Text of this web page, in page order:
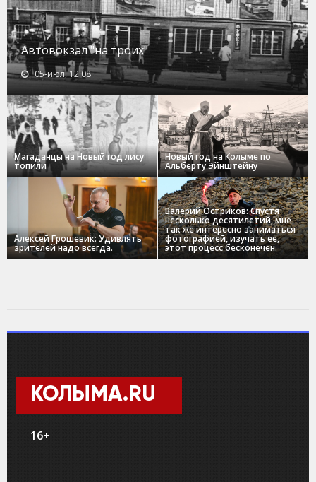
Автовокзал "на троих"
05-июл, 12:08
Магаданцы на Новый год лису
топили
Новый год на Колыме по
Альберту Эйнштейну
Алексей Грошевик: Удивлять
зрителей надо всегда.
Валерий Остриков: Спустя
несколько десятилетий, мне
так же интересно заниматься
фотографией, изучать ее,
этот процесс бесконечен.
КОЛЫМА.RU
16+